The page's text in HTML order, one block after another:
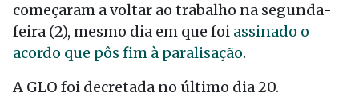
começaram a voltar ao trabalho na segunda-
feira (2), mesmo dia em que foi assinado o
acordo que pôs fim à paralisação.
A GLO foi decretada no último dia 20.